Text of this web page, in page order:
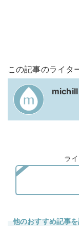
この記事のライタ
michill
ラ
他のおすすめ記事